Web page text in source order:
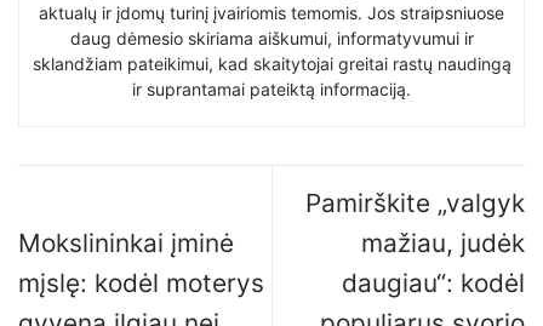
aktualų ir įdomų turinį įvairiomis temomis. Jos straipsniuose
daug dėmesio skiriama aiškumui, informatyvumui ir
sklandžiam pateikimui, kad skaitytojai greitai rastų naudingą
ir suprantamai pateiktą informaciją.
Mokslininkai įminė
mįslę: kodėl moterys
Pamirškite „valgyk
mažiau, judėk
daugiau“: kodėl